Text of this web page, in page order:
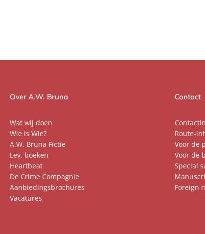
Over A.W. Bruna
Wat wij doen
Wie is Wie?
A.W. Bruna Fictie
Lev. boeken
Heartbeat
De Crime Compagnie
Aanbiedingsbrochures
Vacatures
Contact
Route-
Voor de
Voor de
Special
Foreign